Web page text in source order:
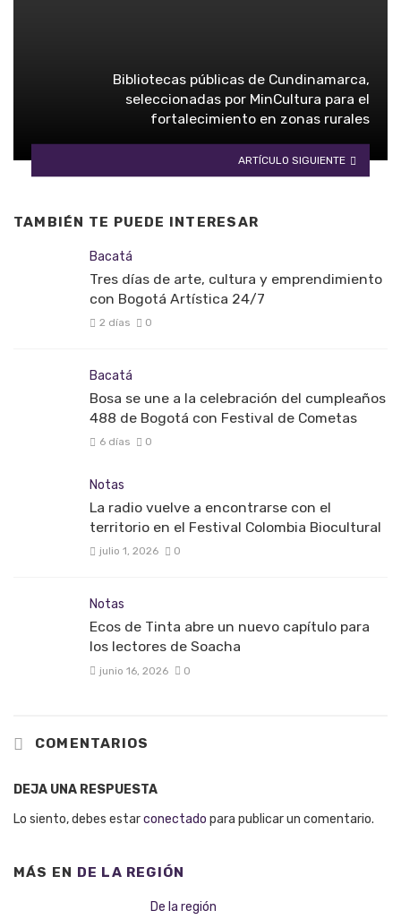
Bibliotecas públicas de Cundinamarca,
seleccionadas por MinCultura para el
fortalecimiento en zonas rurales
ARTÍCULO SIGUIENTE
TAMBIÉN TE PUEDE INTERESAR
Bacatá
Tres días de arte, cultura y emprendimiento
con Bogotá Artística 24/7
2 días 0
Bacatá
Bosa se une a la celebración del cumpleaños
488 de Bogotá con Festival de Cometas
6 días 0
Notas
La radio vuelve a encontrarse con el
territorio en el Festival Colombia Biocultural
julio 1, 2026 0
Notas
Ecos de Tinta abre un nuevo capítulo para
los lectores de Soacha
junio 16, 2026 0
COMENTARIOS
DEJA UNA RESPUESTA
Lo siento, debes estarconectado para publicar un comentario.
MÁS EN DE LA REGIÓN
De la región